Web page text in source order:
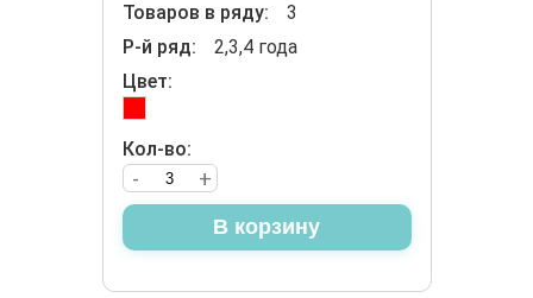
Товаров в ряду:
3
Р-й ряд:
2,3,4 года
Цвет:
Кол-во:
+
-
В корзину